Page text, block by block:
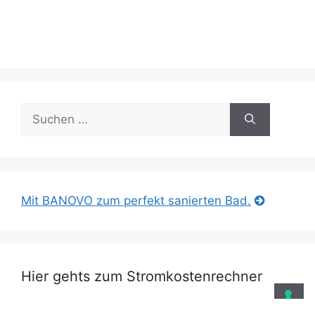
nach:
Mit BANOVO zum perfekt sanierten Bad.
Hier gehts zum Stromkostenrechner